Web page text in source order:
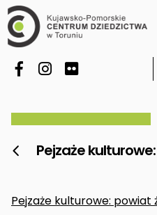
 Pejzaże
Pejzaże kulturowe: powiat